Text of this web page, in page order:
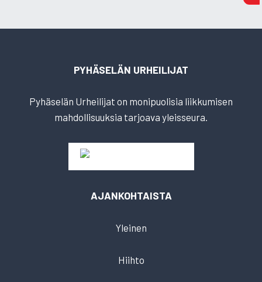
PYHÄSELÄN URHEILIJAT
Pyhäselän Urheilijat on monipuolisia liikkumisen
mahdollisuuksia tarjoava yleisseura.
AJANKOHTAISTA
Yleinen
Hiihto